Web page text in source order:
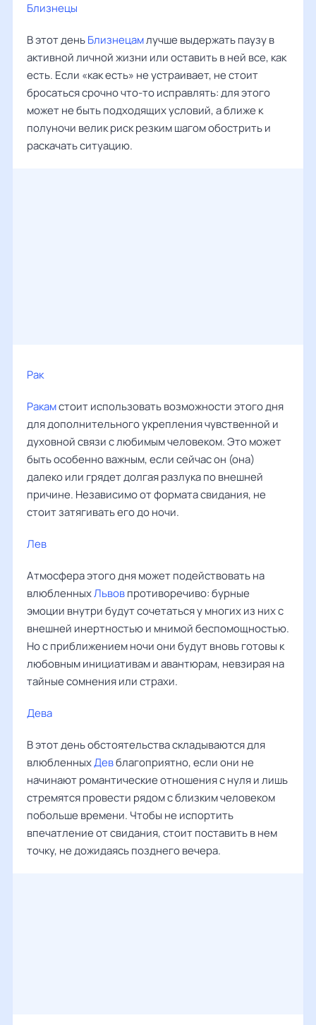
Близнецы
В этот деньБлизнецамлучше выдержать паузу в
активной личной жизни или оставить в ней все, как
есть. Если «как есть» не устраивает, не стоит
бросаться срочно что-то исправлять: для этого
может не быть подходящих условий, а ближе к
полуночи велик риск резким шагом обострить и
раскачать ситуацию.
Рак‌‌
Ракамстоит использовать возможности этого дня
для дополнительного укрепления чувственной и
духовной связи с любимым человеком. Это может
быть особенно важным, если сейчас он (она)
далеко или грядет долгая разлука по внешней
причине. Независимо от формата свидания, не
стоит затягивать его до ночи.
Лев
Атмосфера этого дня может подействовать на
влюбленныхЛьвовпротиворечиво: бурные
эмоции внутри будут сочетаться у многих из них с
внешней инертностью и мнимой беспомощностью.
Но с приближением ночи они будут вновь готовы к
любовным инициативам и авантюрам, невзирая на
тайные сомнения или страхи.
Дева
В этот день обстоятельства складываются для
влюбленныхДевблагоприятно, если они не
начинают романтические отношения с нуля и лишь
стремятся провести рядом с близким человеком
побольше времени. Чтобы не испортить
впечатление от свидания, стоит поставить в нем
точку, не дожидаясь позднего вечера.